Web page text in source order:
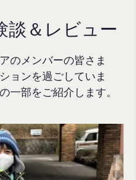
談＆レビュー
のメンバーの皆さま
ョンを過ごしていま
一部をご紹介します。